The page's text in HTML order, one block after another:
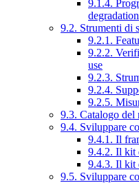
9.1.4.
degradation
9.2. Strumenti di
9.2.1.
9.2.2.
use
9.2.3.
9.2.4.
9.2.5.
9.3. Catalogo del
9.4. Sviluppare
9.4.1. Il
9.4.2. Il kit
9.4.3. Il kit
9.5. Sviluppare